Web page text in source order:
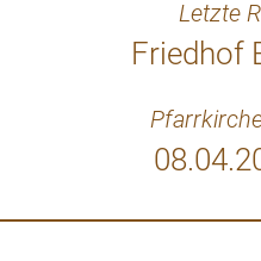
Letzte
Friedhof